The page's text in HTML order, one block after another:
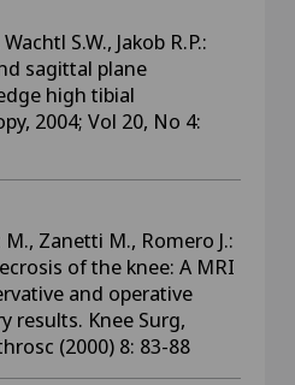
S.W., Jakob R.P.:
sagittal plane
high tibial
2004; Vol 20, No 4:
Zanetti M., Romero J.:
of the knee: A MRI
and operative
results. Knee Surg,
(2000) 8: 83-88